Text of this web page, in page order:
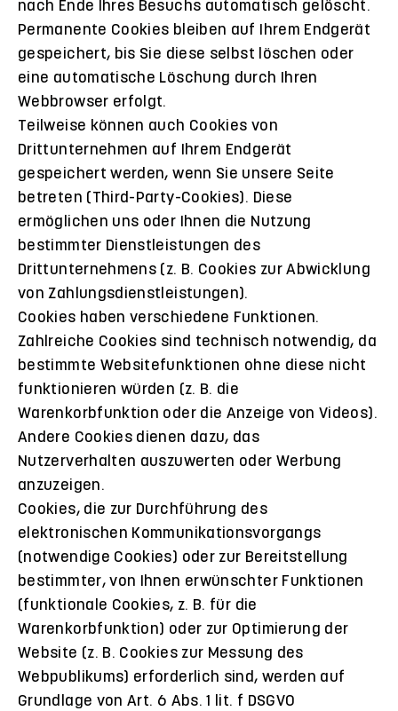
nach Ende Ihres Besuchs automatisch gelöscht.
Permanente Cookies bleiben auf Ihrem Endgerät
gespeichert, bis Sie diese selbst löschen oder
eine automatische Löschung durch Ihren
Webbrowser erfolgt.
Teilweise können auch Cookies von
Drittunternehmen auf Ihrem Endgerät
gespeichert werden, wenn Sie unsere Seite
betreten (Third-Party-Cookies). Diese
ermöglichen uns oder Ihnen die Nutzung
bestimmter Dienstleistungen des
Drittunternehmens (z. B. Cookies zur Abwicklung
von Zahlungsdienstleistungen).
Cookies haben verschiedene Funktionen.
Zahlreiche Cookies sind technisch notwendig, da
bestimmte Websitefunktionen ohne diese nicht
funktionieren würden (z. B. die
Warenkorbfunktion oder die Anzeige von Videos).
Andere Cookies dienen dazu, das
Nutzerverhalten auszuwerten oder Werbung
anzuzeigen.
Cookies, die zur Durchführung des
elektronischen Kommunikationsvorgangs
(notwendige Cookies) oder zur Bereitstellung
bestimmter, von Ihnen erwünschter Funktionen
(funktionale Cookies, z. B. für die
Warenkorbfunktion) oder zur Optimierung der
Website (z. B. Cookies zur Messung des
Webpublikums) erforderlich sind, werden auf
Grundlage von Art. 6 Abs. 1 lit. f DSGVO